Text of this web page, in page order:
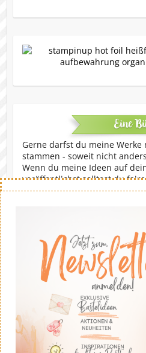
Eine
Gerne darfst du meine Werke
stammen - soweit nicht
Wenn du meine Ideen auf
veröffentlichst solltest du
meinen Blog verweisen. Eine
Copyright © 2026 Stempeltier. Theme by
Danny Hikade | unabhängige